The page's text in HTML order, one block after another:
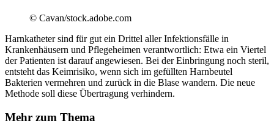
© Cavan/stock.adobe.com
Harnkatheter sind für gut ein Drittel aller Infektionsfälle in
Krankenhäusern und Pflegeheimen verantwortlich: Etwa ein Viertel
der Patienten ist darauf angewiesen. Bei der Einbringung noch steril,
entsteht das Keimrisiko, wenn sich im gefüllten Harnbeutel
Bakterien vermehren und zurück in die Blase wandern. Die neue
Methode soll diese Übertragung verhindern.
Mehr zum Thema